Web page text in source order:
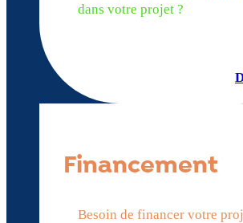
dans votre projet ?
Financement
Besoin de financer votre